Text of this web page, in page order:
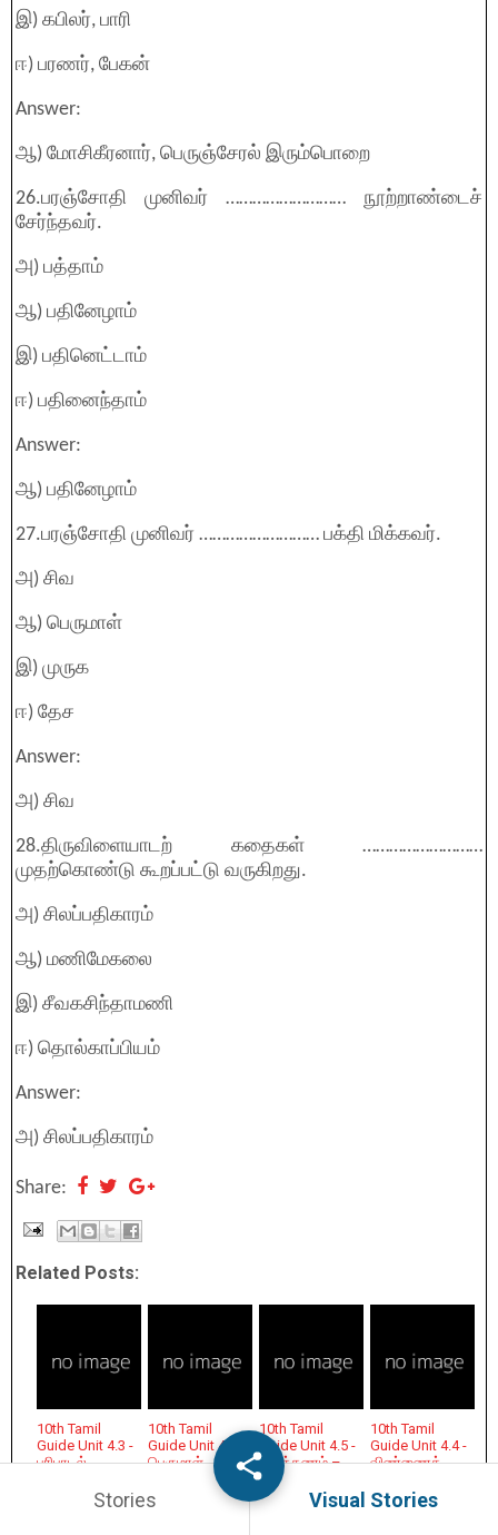
இ) கபிலர், பாரி
ஈ) பரணர், பேகன்
Answer:
ஆ) மோசிகீரனார், பெருஞ்சேரல் இரும்பொறை
26.பரஞ்சோதி முனிவர் ……………………… நூற்றாண்டைச்
சேர்ந்தவர்.
அ) பத்தாம்
ஆ) பதினேழாம்
இ) பதினெட்டாம்
ஈ) பதினைந்தாம்
Answer:
ஆ) பதினேழாம்
27.பரஞ்சோதி முனிவர் ……………………… பக்தி மிக்கவர்.
அ) சிவ
ஆ) பெருமாள்
இ) முருக
ஈ) தேச
Answer:
அ) சிவ
28.திருவிளையாடற் கதைகள் ………………………
முதற்கொண்டு கூறப்பட்டு வருகிறது.
அ) சிலப்பதிகாரம்
ஆ) மணிமேகலை
இ) சீவகசிந்தாமணி
ஈ) தொல்காப்பியம்
Answer:
அ) சிலப்பதிகாரம்
Share:
Related Posts:
10th Tamil
Guide Unit 4.3 -
பரிபாடல்
10th Tamil
Guide Unit 4.2 -
பெருமாள்
10th Tamil
Guide Unit 4.5 -
இலக்கணம் –
பொது
10th Tamil
Guide Unit 4.4 -
விண்ணைத்
தன்னம்பிக்கை
Stories Visual Stories